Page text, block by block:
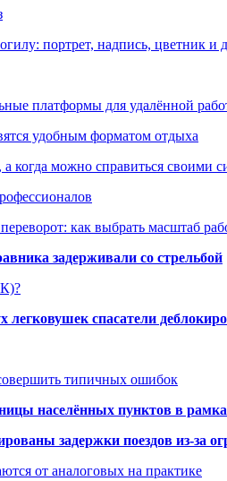
портрет, надпись, цветник и
платформы для удалённой
удобным форматом отдыха
когда можно справиться своими
как выбрать масштаб
задерживали со стрельбой
легковушек спасатели
типичных ошибок
населённых пунктов в
задержки поездов из-за
от аналоговых на практике